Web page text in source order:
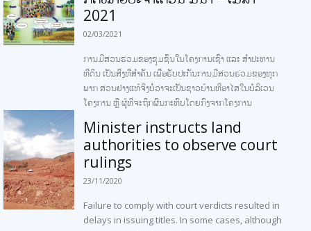
2021
02/03/2021
ການມີສ່ວນຮ່ວມຂອງຊຸມຊົນໃນໂຄງການເຊົ່າ ແລະ ສໍາປະທານ
ທີ່ດິນ ເປັນສິ່ງທີ່ສໍາຄັນ ເພື່ອຮັບປະກັນການມີສ່ວນຮ່ວມຂອງທຸກ
ພາກ ສ່ວນຢ່າງແທ້ຈິງບໍ່ວ່າຈະເປັນຊາວບ້ານທີ່ອາໄສໃນບໍລິເວນ
ໂຄງການ ຫຼື ຜູ້ທີ່ຈະຖຶກຜົນກະທົບໂດຍກົງຈາກໂຄງການ
Minister instructs land
authorities to observe court
rulings
23/11/2020
Failure to comply with court verdicts resulted in
delays in issuing titles. In some cases, although